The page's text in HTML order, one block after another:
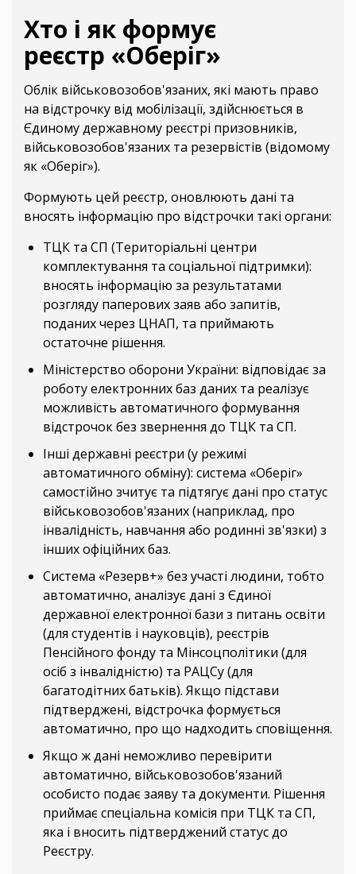
Хто і як формує
реєстр «Оберіг»
Облік військовозобов'язаних, які мають право
на відстрочку від мобілізації, здійснюється в
Єдиному державному реєстрі призовників,
військовозобов'язаних та резервістів (відомому
як «Оберіг»).
Формують цей реєстр, оновлюють дані та
вносять інформацію про відстрочки такі органи:
ТЦК та СП (Територіальні центри
комплектування та соціальної підтримки):
вносять інформацію за результатами
розгляду паперових заяв або запитів,
поданих через ЦНАП, та приймають
остаточне рішення.
Міністерство оборони України: відповідає за
роботу електронних баз даних та реалізує
можливість автоматичного формування
відстрочок без звернення до ТЦК та СП.
Інші державні реєстри (у режимі
автоматичного обміну): система «Оберіг»
самостійно зчитує та підтягує дані про статус
військовозобов'язаних (наприклад, про
інвалідність, навчання або родинні зв'язки) з
інших офіційних баз.
Система «Резерв+» без участі людини, тобто
автоматично, аналізує дані з Єдиної
державної електронної бази з питань освіти
(для студентів і науковців), реєстрів
Пенсійного фонду та Мінсоцполітики (для
осіб з інвалідністю) та РАЦСу (для
багатодітних батьків). Якщо підстави
підтверджені, відстрочка формується
автоматично, про що надходить сповіщення.
Якщо ж дані неможливо перевірити
автоматично, військовозобов'язаний
особисто подає заяву та документи. Рішення
приймає спеціальна комісія при ТЦК та СП,
яка і вносить підтверджений статус до
Реєстру.